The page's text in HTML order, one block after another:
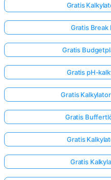
Gratis
Gratis Break
Gratis
Gratis pH-
Gratis
Gratis
Gratis
Gratis